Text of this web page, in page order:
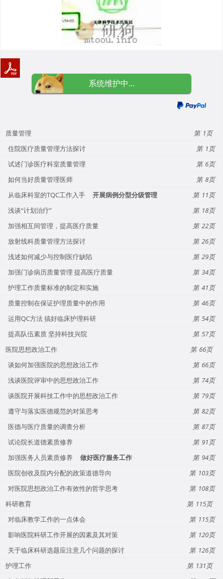
系统维护中...
质量管理
1
住院医疗质量管理方法探讨
1
试述门诊医疗科室质量管理
6
如何当好质量管理医师
8
从临床科室的TQC工作入手
开展病例分型分级管理
11
浅谈“计划治疗”
18
加强相互间管理，提高医疗质量
22
放射线科质量管理方法探讨
26
浅述如何减少与控制医疗缺陷
29
加强门诊病历质量管理 提高医疗质量
34
护理工作质量标准的制定和实施
41
质量控制在保证护理质量中的作用
46
运用QC方法 搞好临床护理科研
54
提高队伍素质 坚持科技兴院
57
医院思想政治工作
66
谈如何加强医院的思想政治工作
66
浅谈医院评审中的思想政治工作
74
谈医院开展科技工作中的思想政治工作
79
遵守与落实医德规范的对策思考
82
医德与医疗质量的调查分析
87
试论院长道德素质修养
91
加强医务人员素质修养
做好医疗服务工作
94
医院创收及院内分配的政策道德导向
103
对医院思想政治工作有效性的哲学思考
108
科研教育
115
对临床教学工作的一点体会
115
影响医院科研工作开展的因素及其对策
120
关于临床科研选题应注意几个问题的探讨
126
护理工作
131